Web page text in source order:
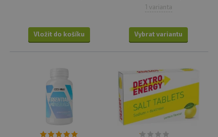
Vložit do košíku
1 varianta
Vybrat variantu